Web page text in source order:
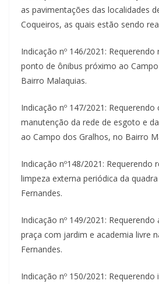
as pavimentações das localidades
Coqueiros, as quais estão sendo
Indicação nº 146/2021:
ponto de ônibus próximo ao
Bairro Malaquias.
Indicação nº 147/2021: Requerendo
manutenção da rede de esgoto e
ao Campo dos Gralhos, no Bairro
Indicação nº148/2021: Requerendo
limpeza externa periódica da
Fernandes.
Indicação nº 149/2021:
praça com jardim e academia livre
Fernandes.
Indicação nº 150/2021: